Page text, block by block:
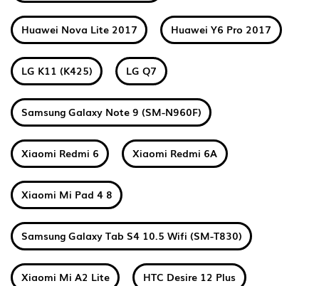
Huawei Nova Lite 2017 Huawei Y6 Pro 2017
LG K11 (K425) LG Q7
Samsung Galaxy Note 9 (SM-N960F)
Xiaomi Redmi 6 Xiaomi Redmi 6A
Xiaomi Mi Pad 4 8
Samsung Galaxy Tab S4 10.5 Wifi (SM-T830)
Xiaomi Mi A2 Lite HTC Desire 12 Plus